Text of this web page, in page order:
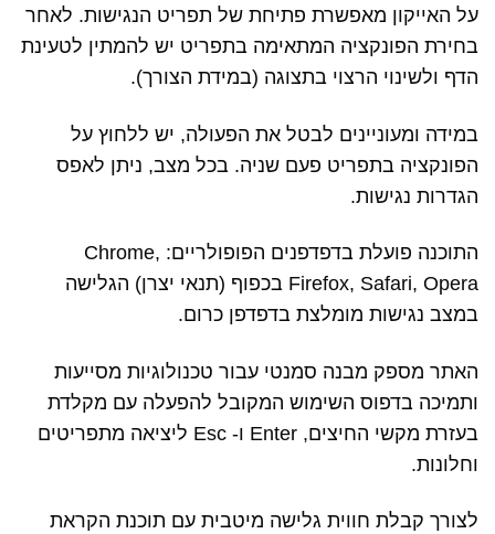
על האייקון מאפשרת פתיחת של תפריט הנגישות. לאחר
בחירת הפונקציה המתאימה בתפריט יש להמתין לטעינת
הדף ולשינוי הרצוי בתצוגה (במידת הצורך).
במידה ומעוניינים לבטל את הפעולה, יש ללחוץ על
הפונקציה בתפריט פעם שניה. בכל מצב, ניתן לאפס
הגדרות נגישות.
התוכנה פועלת בדפדפנים הפופולריים: Chrome,
Firefox, Safari, Opera בכפוף (תנאי יצרן) הגלישה
במצב נגישות מומלצת בדפדפן כרום.
האתר מספק מבנה סמנטי עבור טכנולוגיות מסייעות
ותמיכה בדפוס השימוש המקובל להפעלה עם מקלדת
בעזרת מקשי החיצים, Enter ו- Esc ליציאה מתפריטים
וחלונות.
לצורך קבלת חווית גלישה מיטבית עם תוכנת הקראת